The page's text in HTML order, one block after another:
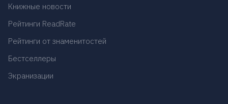
Книжные новости
Рейтинги ReadRate
Рейтинги от знаменитостей
Бестселлеры
Экранизации